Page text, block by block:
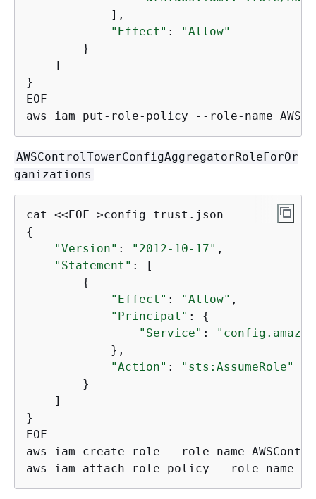
            ],
"Effect" :
"Allow"
        }
    ]
}
EOF
aws iam put-role-policy --role-name
AWSControlTowerConfigAggregatorRoleForOr
ganizations
{
"Version" : "2012-10-17" ,
"Statement" : [
{
"Effect" : "Allow" ,
"Principal" : {
"Service" :
            },
"Action" :
"sts:AssumeRole"
        }
    ]
}
EOF
aws iam create-role --role-name
aws iam attach-role-policy --role-name